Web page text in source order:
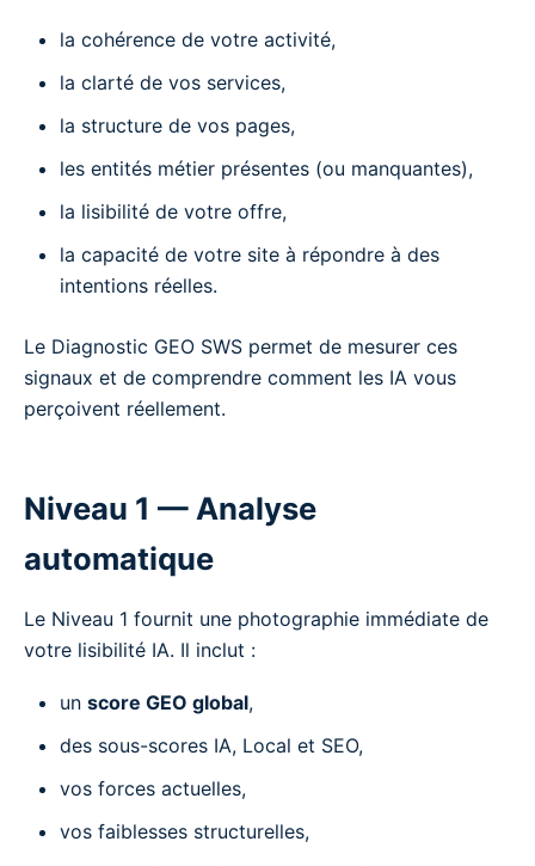
la cohérence de votre activité,
la clarté de vos services,
la structure de vos pages,
les entités métier présentes (ou manquantes),
la lisibilité de votre offre,
la capacité de votre site à répondre à des
intentions réelles.
Le Diagnostic GEO SWS permet de mesurer ces
signaux et de comprendre comment les IA vous
perçoivent réellement.
Niveau 1 — Analyse
automatique
Le Niveau 1 fournit une photographie immédiate de
votre lisibilité IA. Il inclut :
un score GEO global,
des sous-scores IA, Local et SEO,
vos forces actuelles,
vos faiblesses structurelles,